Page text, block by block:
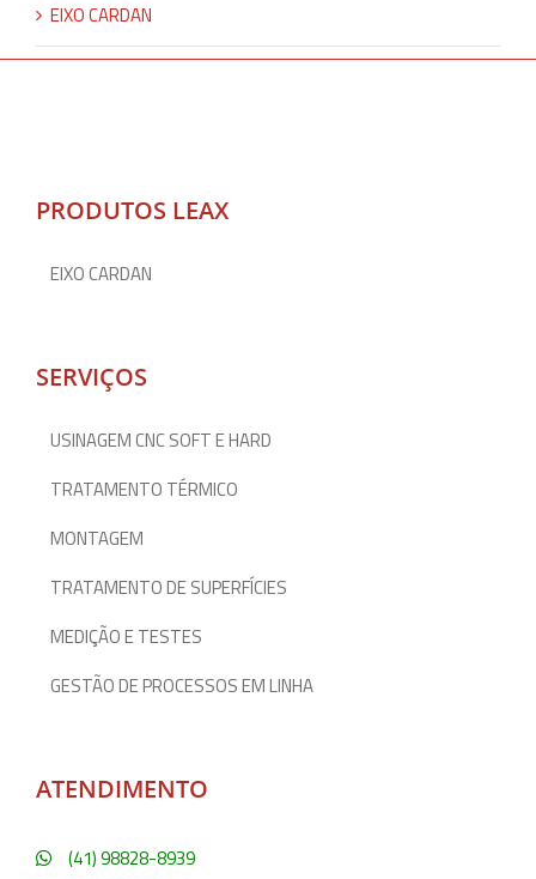
EIXO CARDAN
PRODUTOS LEAX
EIXO CARDAN
SERVIÇOS
USINAGEM CNC SOFT E HARD
TRATAMENTO TÉRMICO
MONTAGEM
TRATAMENTO DE SUPERFÍCIES
MEDIÇÃO E TESTES
GESTÃO DE PROCESSOS EM LINHA
ATENDIMENTO
(41) 98828-8939